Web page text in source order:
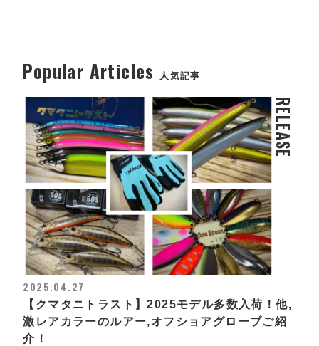
Popular Articles 人気記事
RELEASE
2025.04.27
【クマタニトラスト】2025モデル多数入荷！他,
激レアカラーのルアー,オフショアグローブご紹
介！